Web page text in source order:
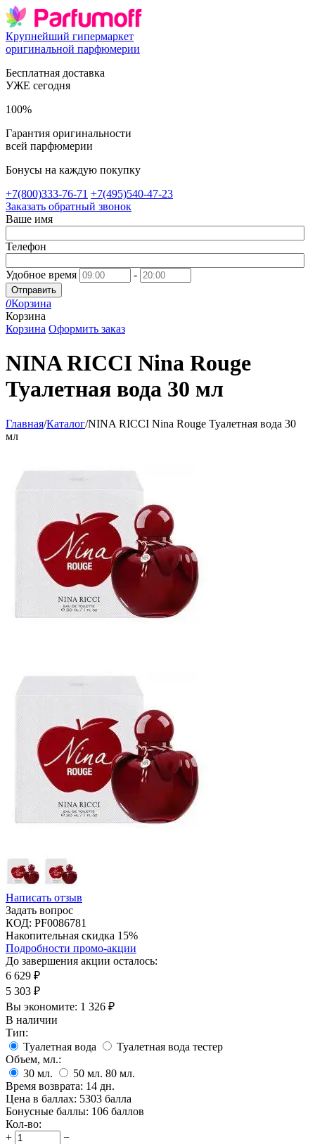
Крупнейший гипермаркет
оригинальной парфюмерии
Бесплатная доставка
УЖЕ сегодня
100%
Гарантия оригинальности
всей парфюмерии
Бонусы на каждую покупку
+7(800)333-76-71 +7(495)540-47-23
Заказать обратный звонок
Ваше имя
Телефон
Удобное время -
Отправить
0Корзина
Корзина
Корзина Оформить заказ
NINA RICCI Nina Rouge
Туалетная вода 30 мл
Главная/Каталог/NINA RICCI Nina Rouge Туалетная вода 30
мл
Написать отзыв
Задать вопрос
КОД: PF0086781
Накопительная скидка 15%
Подробности промо-акции
До завершения акции осталось:
6 629 ₽
5 303 ₽
Вы экономите: 1 326 ₽
В наличии
Тип:
Туалетная вода
Туалетная вода тестер
Объем, мл.:
30 мл. 50 мл. 80 мл.
Время возврата: 14 дн.
Цена в баллах: 5303 балла
Бонусные баллы: 106 баллов
Кол-во:
+
−